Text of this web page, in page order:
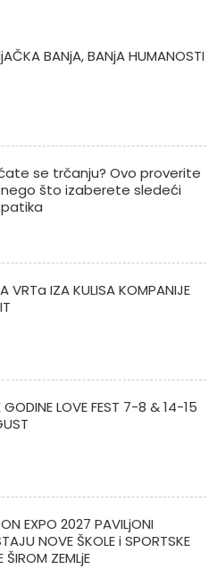
BANjA, BANjA HUMANOSTI
se trčanju? Ovo proverite
što izaberete sledeći
VRTa IZA KULISA KOMPANIJE
GODINE LOVE FEST 7-8 & 14-15
EXPO 2027 PAVILjONI
NOVE ŠKOLE i SPORTSKE
ŠIROM ZEMLjE